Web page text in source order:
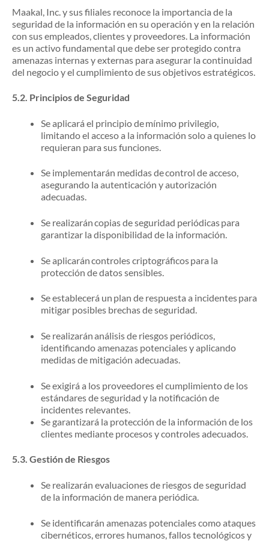
Maakal, Inc. y sus filiales reconoce la importancia de la
seguridad de la información en su operación y en la relación
con sus empleados, clientes y proveedores. La información
es un activo fundamental que debe ser protegido contra
amenazas internas y externas para asegurar la continuidad
del negocio y el cumplimiento de sus objetivos estratégicos.
5.2. Principios de Seguridad
Se aplicará el principio de mínimo privilegio,
limitando el acceso a la información solo a quienes lo
requieran para sus funciones.
Se implementarán medidas de control de acceso,
asegurando la autenticación y autorización
adecuadas.
Se realizarán copias de seguridad periódicas para
garantizar la disponibilidad de la información.
Se aplicarán controles criptográficos para la
protección de datos sensibles.
Se establecerá un plan de respuesta a incidentes para
mitigar posibles brechas de seguridad.
Se realizarán análisis de riesgos periódicos,
identificando amenazas potenciales y aplicando
medidas de mitigación adecuadas.
Se exigirá a los proveedores el cumplimiento de los
estándares de seguridad y la notificación de
incidentes relevantes.
Se garantizará la protección de la información de los
clientes mediante procesos y controles adecuados.
5.3. Gestión de Riesgos
Se realizarán evaluaciones de riesgos de seguridad
de la información de manera periódica.
Se identificarán amenazas potenciales como ataques
cibernéticos, errores humanos, fallos tecnológicos y